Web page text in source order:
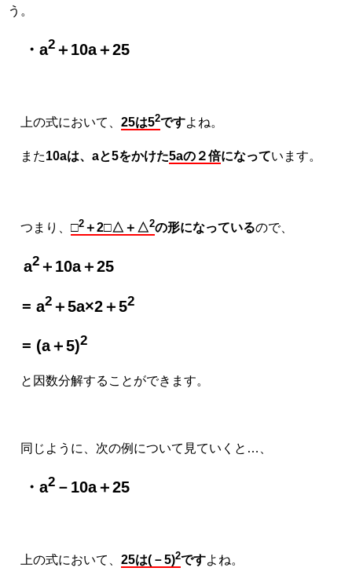
う。
・a2 ＋10a＋25
上の式において、 25は52ですよね。
また10aは、aと5をかけた5aの２倍になっています。
つまり、 □2 ＋2□△＋△2の形になっているので、
a2 ＋10a＋25
= a2 ＋5a×2＋52
= (a＋5)2
と因数分解することができます。
同じように、次の例について見ていくと…、
・a2 －10a＋25
上の式において、 25は(－5)2ですよね。